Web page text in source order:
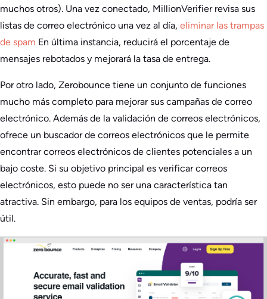
muchos otros). Una vez conectado, MillionVerifier revisa sus
listas de correo electrónico una vez al día, eliminar las trampas
de spam En última instancia, reducirá el porcentaje de
mensajes rebotados y mejorará la tasa de entrega.
Por otro lado, Zerobounce tiene un conjunto de funciones
mucho más completo para mejorar sus campañas de correo
electrónico. Además de la validación de correos electrónicos,
ofrece un buscador de correos electrónicos que le permite
encontrar correos electrónicos de clientes potenciales a un
bajo coste. Si su objetivo principal es verificar correos
electrónicos, esto puede no ser una característica tan
atractiva. Sin embargo, para los equipos de ventas, podría ser
útil.